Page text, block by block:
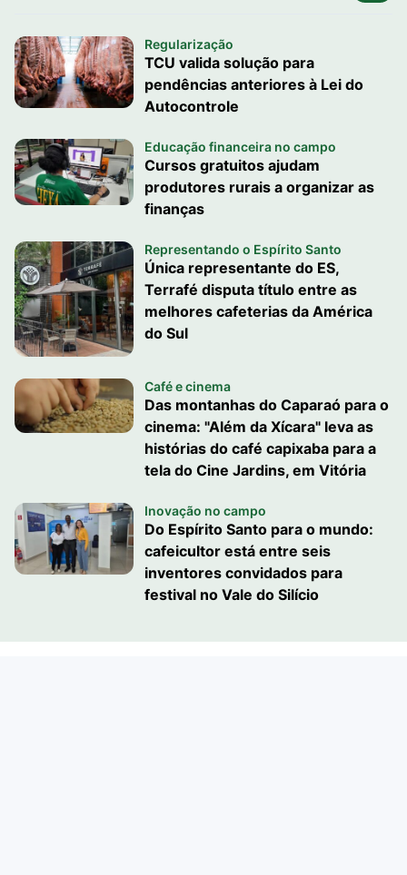
Regularização
TCU valida solução para
pendências anteriores à Lei do
Autocontrole
Educação financeira no campo
Cursos gratuitos ajudam
produtores rurais a organizar as
finanças
Representando o Espírito Santo
Única representante do ES,
Terrafé disputa título entre as
melhores cafeterias da América
do Sul
Café e cinema
Das montanhas do Caparaó para o
cinema: "Além da Xícara" leva as
histórias do café capixaba para a
tela do Cine Jardins, em Vitória
Inovação no campo
Do Espírito Santo para o mundo:
cafeicultor está entre seis
inventores convidados para
festival no Vale do Silício